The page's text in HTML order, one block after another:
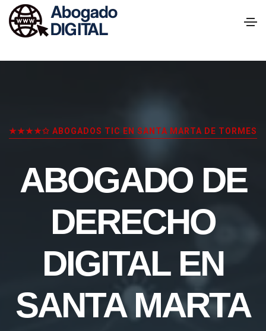
★★★★✩ ABOGADOS TIC EN SANTA MARTA DE TORMES
ABOGADO DE
DERECHO
DIGITAL EN
SANTA MARTA